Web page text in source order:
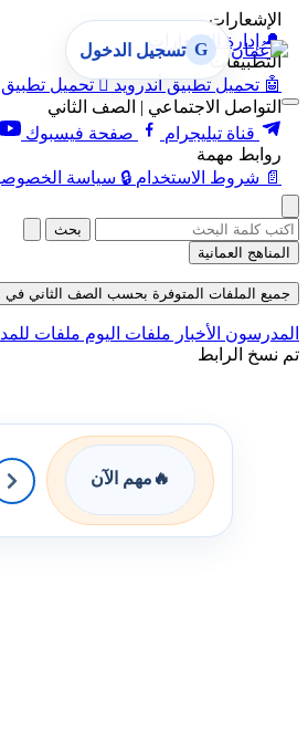
الإشعارات
🔔 إدارة الإشعارات
التطبيقات
🤖 تحميل تطبيق أندرويد  تحميل تطبيق
التواصل الاجتماعي | الصف الثاني
قناة تيليجرام
صفحة فيسبوك
روابط مهمة
📄 شروط الاستخدام 🔒 سياسة
G تسجيل الدخول
بحث
المناهج العمانية
جميع الملفات المتوفرة بحسب الصف الثاني في
المدرسون الأخبار ملفات اليوم ملفات
تم نسخ الرابط
🔥 مهم الآن